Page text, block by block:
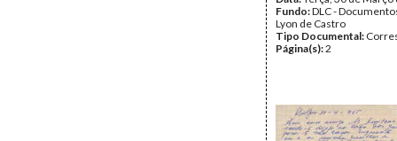
Fundo:DLC -
Lyon de Castro
Tipo Documental:
Página(s):2